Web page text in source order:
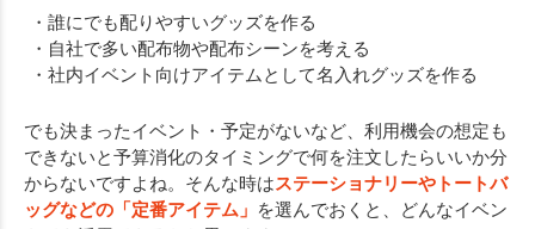
・誰にでも配りやすいグッズを作る
・自社で多い配布物や配布シーンを考える
・社内イベント向けアイテムとして名入れグッズを作る
でも決まったイベント・予定がないなど、利用機会の想定も
できないと予算消化のタイミングで何を注文したらいいか分
からないですよね。そんな時はステーショナリーやトートバ
ッグなどの「定番アイテム」 を選んでおくと、どんなイベン